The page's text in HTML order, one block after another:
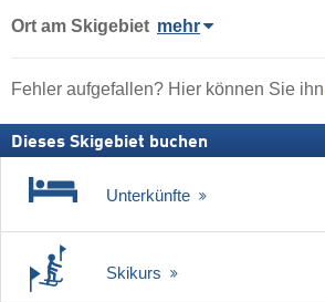
Ort am Skigebiet mehr
Fehler aufgefallen? Hier können Sie ihn
Dieses Skigebiet buchen
Unterkünfte
Skikurs